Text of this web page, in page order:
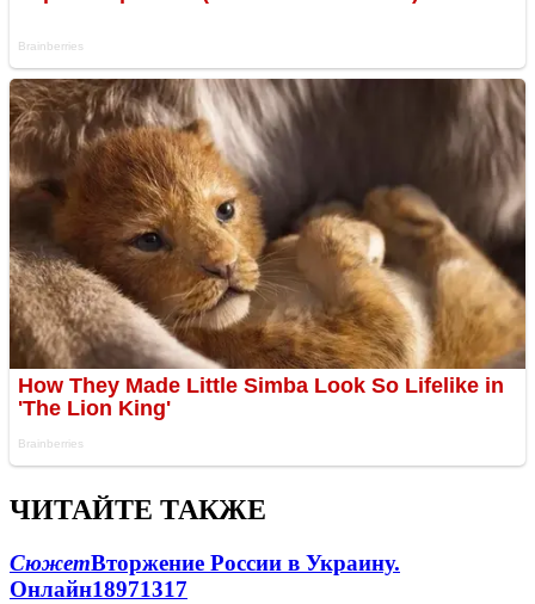
ЧИТАЙТЕ ТАКЖЕ
СюжетВторжение России в Украину.
Онлайн18971317